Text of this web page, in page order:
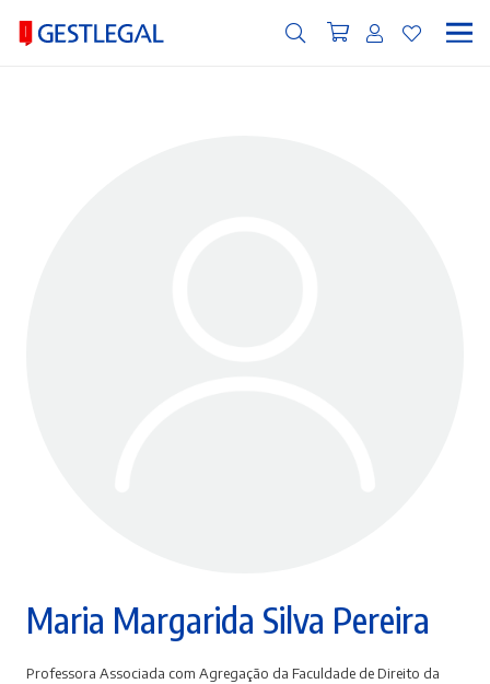
Maria Margarida Silva Pereira
Professora Associada com Agregação da Faculdade de Direito da